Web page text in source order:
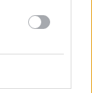
por el